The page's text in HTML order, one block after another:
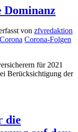
von zfvredaktion
Corona Corona-Folgen
für 2021
Berücksichtigung der
die